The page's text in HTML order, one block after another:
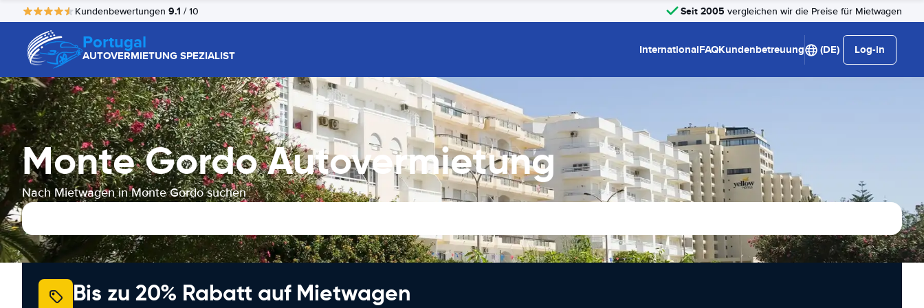
Kundenbewertungen 9.1 / 10 Seit 2005 vergleichen wir die Preise für Mietwagen
Portugal
AUTOVERMIETUNG SPEZIALIST InternationalFAQKundenbetreuung (DE) Log-in
Monte Gordo Autovermietung
Nach Mietwagen in Monte Gordo suchen
Bis zu 20% Rabatt auf Mietwagen